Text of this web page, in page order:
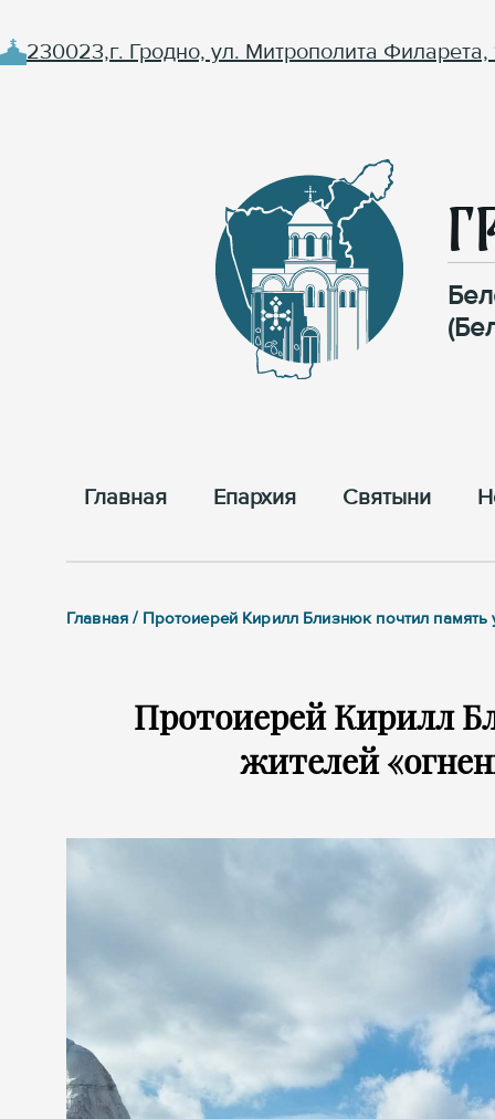
230023,г. Гродно, ул. Митрополита Филарета,
Главная Епархия Cвятыни
Главная / Протоиерей Кирилл Близнюк почтил
Протоиерей Кирилл
жителей